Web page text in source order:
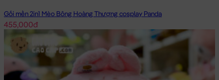
Gối mền 2in1 Mèo Bông Hoàng Thượng cosplay Panda
455,000đ